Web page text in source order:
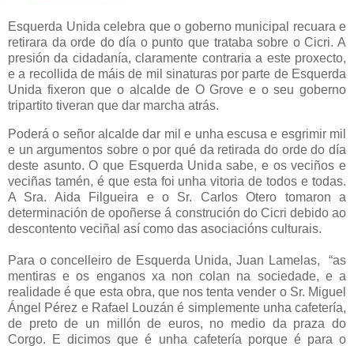
Esquerda Unida celebra que o goberno municipal recuara e
retirara da orde do día o punto que trataba sobre o Cicri. A
presión da cidadanía, claramente contraria a este proxecto,
e a recollida de máis de mil sinaturas por parte de Esquerda
Unida fixeron que o alcalde de O Grove e o seu goberno
tripartito tiveran que dar marcha atrás.
Poderá o señor alcalde dar mil e unha escusa e esgrimir mil
e un argumentos sobre o por qué da retirada do orde do día
deste asunto. O que Esquerda Unida sabe, e os veciños e
veciñas tamén, é que esta foi unha vitoria de todos e todas.
A Sra. Aida Filgueira e o Sr. Carlos Otero tomaron a
determinación de opoñerse á construción do Cicri debido ao
descontento veciñal así como das asociacións culturais.
Para o concelleiro de Esquerda Unida, Juan Lamelas, “as
mentiras e os enganos xa non colan na sociedade, e a
realidade é que esta obra, que nos tenta vender o Sr. Miguel
Ángel Pérez e Rafael Louzán é simplemente unha cafetería,
de preto de un millón de euros, no medio da praza do
Corgo. E dicimos que é unha cafetería porque é para o